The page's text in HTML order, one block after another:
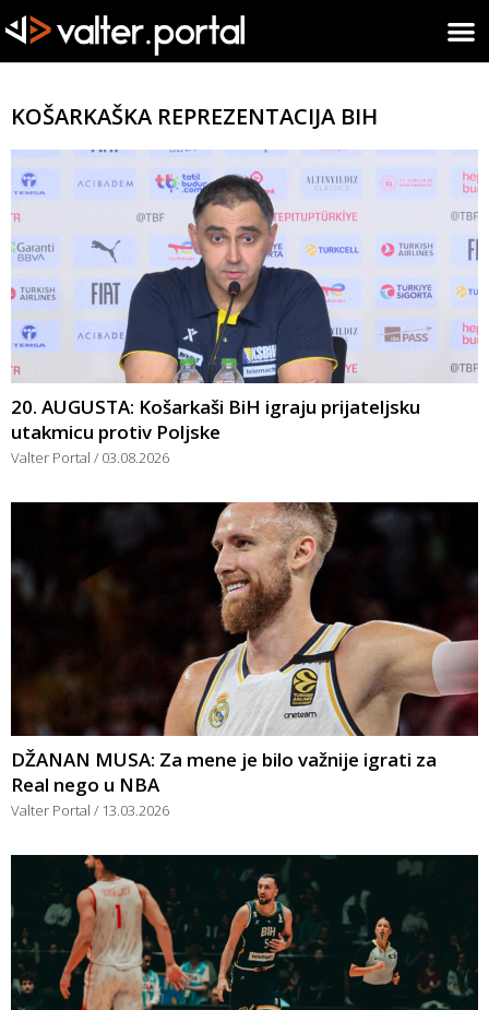
KOŠARKAŠKA REPREZENTACIJA BIH
20. AUGUSTA: Košarkaši BiH igraju prijateljsku
utakmicu protiv Poljske
Valter Portal 03.08.2026
DŽANAN MUSA: Za mene je bilo važnije igrati za
Real nego u NBA
Valter Portal 13.03.2026